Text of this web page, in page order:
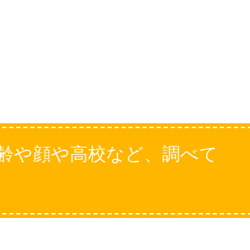
や顔や高校など、調べて